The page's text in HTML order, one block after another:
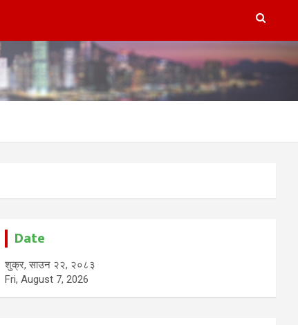
Date
शुक्र, साउन २२, २०८३
Fri, August 7, 2026